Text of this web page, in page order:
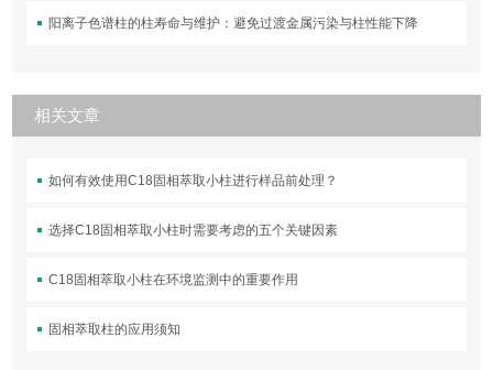
阳离子色谱柱的柱寿命与维护：避免过渡金属污染与柱性能下降
相关文章
如何有效使用C18固相萃取小柱进行样品前处理？
选择C18固相萃取小柱时需要考虑的五个关键因素
C18固相萃取小柱在环境监测中的重要作用
固相萃取柱的应用须知